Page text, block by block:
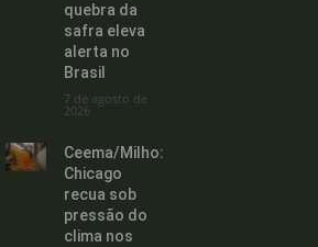
quebra da
safra eleva
alerta no
Brasil
7 de agosto de
2026
Ceema/Milho:
Chicago
recua sob
pressão do
clima nos